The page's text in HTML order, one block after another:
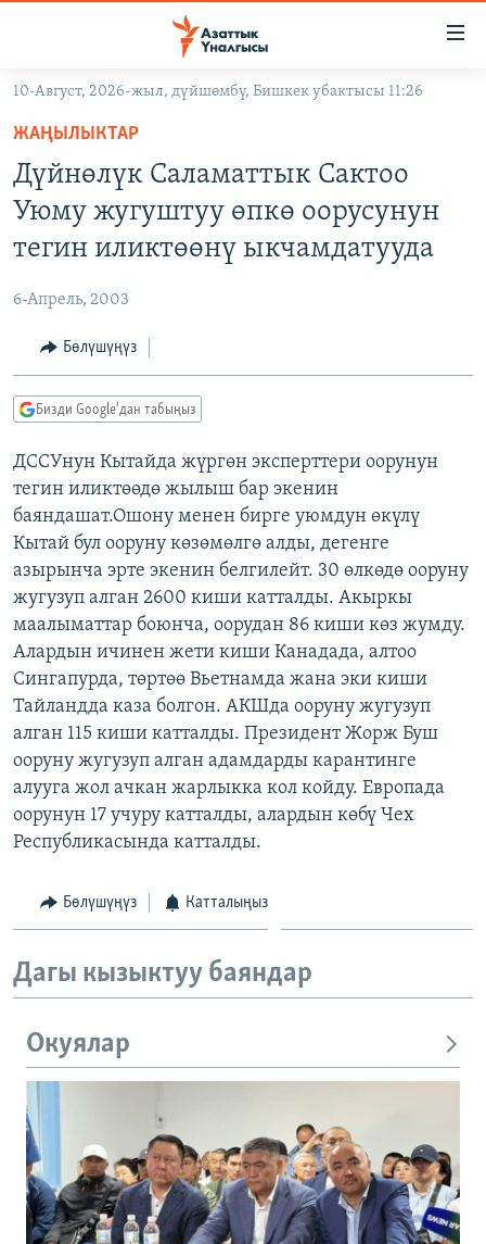
Навигацияга
өтүңүз
Издөөгө
салыңызКЫРГЫЗСТАН
МАДАНИЯТ
ДҮЙНӨ
УКРАИНА
ТВ ПРОГРАММАЛАР
БҮГҮН АЗАТТЫКТА
ДАНИСТЕ
ЭЖЕ-СИҢДИЛЕР
АЗАТТЫК+
ЫҢГАЙСЫЗ СУРООЛОР
ПОДКАСТ
ОНЛАЙН ШЕРИНЕ
ЭЕ/АРнун бардык сайттары
10-Август, 2026-жыл, дүйшөмбү, Бишкек убактысы 11:26
ЖАҢЫЛЫКТАР
Дүйнөлүк Саламаттык Сактоо
Уюму жугуштуу өпкө оорусунун
тегин иликтөөнү ыкчамдатууда
6-Апрель, 2003
Бөлүшүңүз
Бизди Google'дан табыңыз
ДССУнун Кытайда жүргөн эксперттери оорунун
тегин иликтөөдө жылыш бар экенин
баяндашат.Ошону менен бирге уюмдун өкүлү
Кытай бул ооруну көзөмөлгө алды, дегенге
азырынча эрте экенин белгилейт. 30 өлкөдө ооруну
жугузуп алган 2600 киши катталды. Акыркы
маалыматтар боюнча, оорудан 86 киши көз жумду.
Алардын ичинен жети киши Канадада, алтоо
Сингапурда, төртөө Вьетнамда жана эки киши
Тайландда каза болгон. АКШда ооруну жугузуп
алган 115 киши катталды. Президент Жорж Буш
ооруну жугузуп алган адамдарды карантинге
алууга жол ачкан жарлыкка кол койду. Европада
оорунун 17 учуру катталды, алардын көбү Чех
Республикасында катталды.
Бөлүшүңүз Катталыңыз
Дагы кызыктуу баяндар
Окуялар